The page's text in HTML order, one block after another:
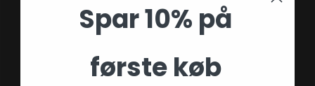
Tlf: 28 40 59 53
info@fairygardenstuff.dk
Spar 10% på
første køb